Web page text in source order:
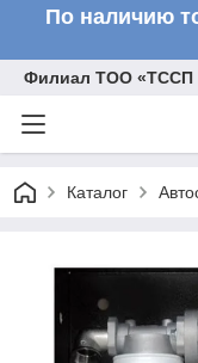
По наличию
Филиал ТОО «ТССП
Каталог